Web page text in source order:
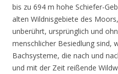
bis zu 694 m hohe Schiefer-
alten Wildnisgebiete des
unberührt, ursprünglich und
menschlicher Besiedlung sind,
Bachsysteme, die nach und
und mit der Zeit reißende